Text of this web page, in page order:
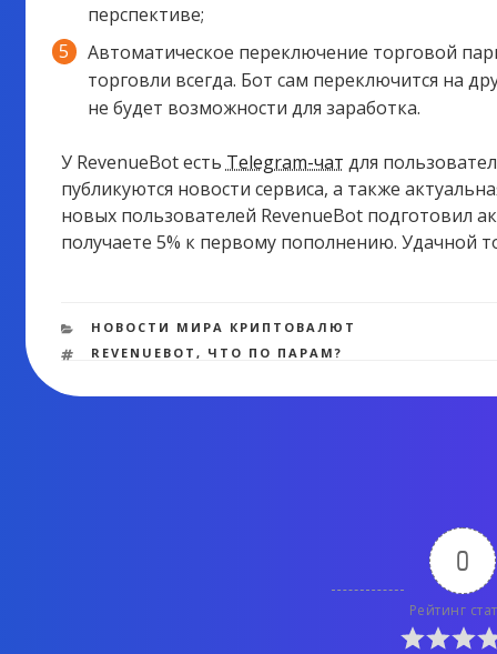
перспективе;
Автоматическое переключение торговой
торговли всегда. Бот сам переключится на
не будет возможности для заработка.
У RevenueBot естьTelegram-чат для
публикуются новости сервиса, а также
новых пользователей RevenueBot подготовил
получаете 5% к первому пополнению. Удачной
РУБРИКИ
НОВОСТИ МИРА КРИПТОВАЛЮТ
МЕТКИ
REVENUEBOT, ЧТО ПО ПАРАМ?
0
Рейтинг